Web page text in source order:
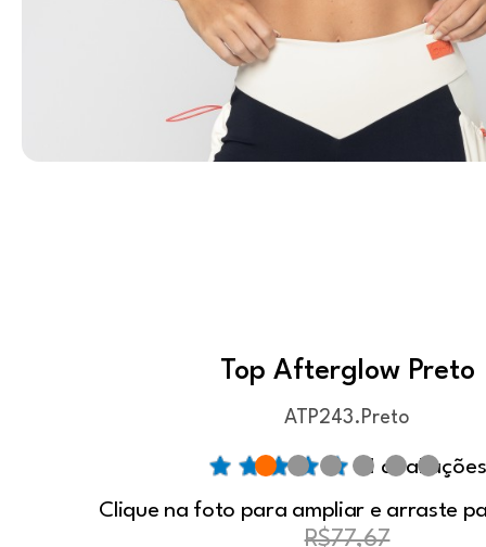
Clique na foto para ampliar e arraste
Top Afterglow Preto
ATP243.Preto
11 avaliações
R$77,67